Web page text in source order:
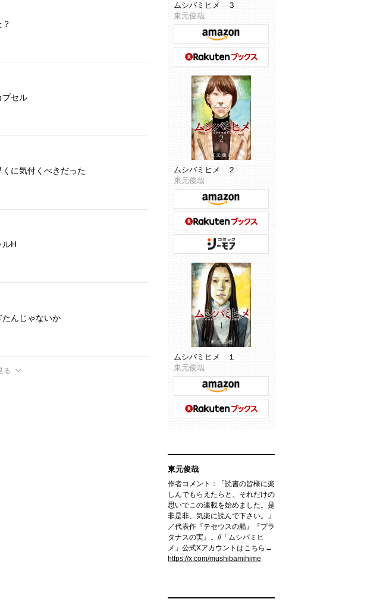
プセル
に気付くべきだった
ルH
んじゃないか
る
ムシバミヒメ ３
東元俊哉
ムシバミヒメ ２
東元俊哉
ムシバミヒメ １
東元俊哉
東元俊哉
作者コメント：「読書の皆様に楽
しんでもらえたらと、それだけの
思いでこの連載を始めました。是
非是非、気楽に読んで下さい。」
／代表作『テセウスの船』『プラ
タナスの実』。//「ムシバミヒ
メ」公式Xアカウントはこちら→
https://x.com/mushibamihime